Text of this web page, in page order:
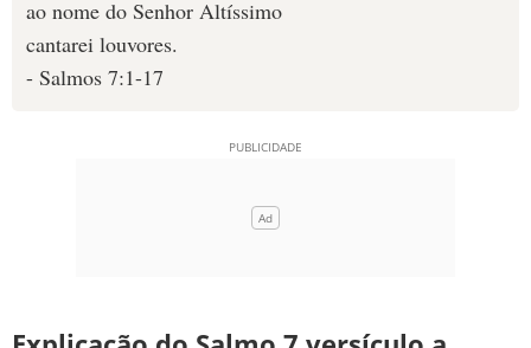
ao nome do Senhor Altíssimo
cantarei louvores.
- Salmos 7:1-17